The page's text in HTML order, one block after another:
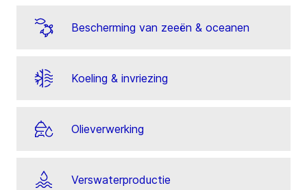
Bescherming van zeeën & oceanen
Koeling & invriezing
Olieverwerking
Verswaterproductie